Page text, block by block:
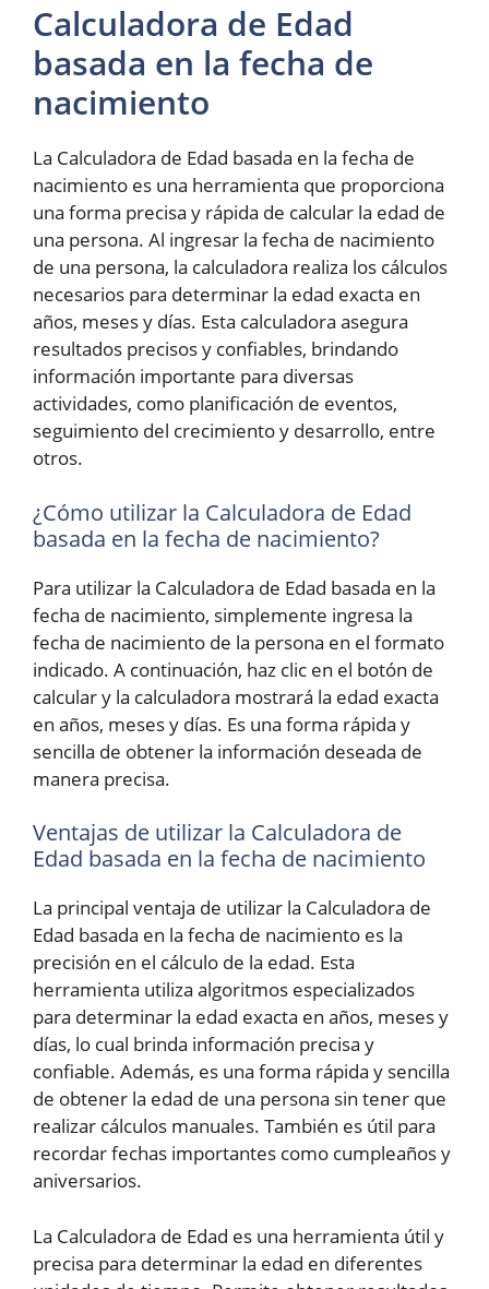
Calculadora de Edad
basada en la fecha de
nacimiento
La Calculadora de Edad basada en la fecha de
nacimiento es una herramienta que proporciona
una forma precisa y rápida de calcular la edad de
una persona. Al ingresar la fecha de nacimiento
de una persona, la calculadora realiza los cálculos
necesarios para determinar la edad exacta en
años, meses y días. Esta calculadora asegura
resultados precisos y confiables, brindando
información importante para diversas
actividades, como planificación de eventos,
seguimiento del crecimiento y desarrollo, entre
otros.
¿Cómo utilizar la Calculadora de Edad
basada en la fecha de nacimiento?
Para utilizar la Calculadora de Edad basada en la
fecha de nacimiento, simplemente ingresa la
fecha de nacimiento de la persona en el formato
indicado. A continuación, haz clic en el botón de
calcular y la calculadora mostrará la edad exacta
en años, meses y días. Es una forma rápida y
sencilla de obtener la información deseada de
manera precisa.
Ventajas de utilizar la Calculadora de
Edad basada en la fecha de nacimiento
La principal ventaja de utilizar la Calculadora de
Edad basada en la fecha de nacimiento es la
precisión en el cálculo de la edad. Esta
herramienta utiliza algoritmos especializados
para determinar la edad exacta en años, meses y
días, lo cual brinda información precisa y
confiable. Además, es una forma rápida y sencilla
de obtener la edad de una persona sin tener que
realizar cálculos manuales. También es útil para
recordar fechas importantes como cumpleaños y
aniversarios.
La Calculadora de Edad es una herramienta útil y
precisa para determinar la edad en diferentes